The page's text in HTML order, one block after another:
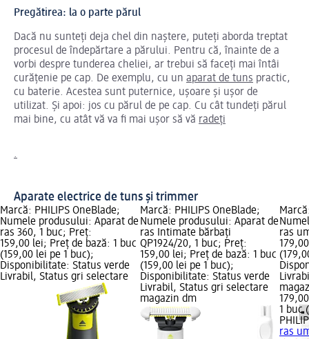
Pregătirea: la o parte părul
Dacă nu sunteți deja chel din naștere, puteți aborda treptat
procesul de îndepărtare a părului. Pentru că, înainte de a
vorbi despre tunderea cheliei, ar trebui să faceți mai întâi
curățenie pe cap. De exemplu, cu un aparat de tuns practic,
cu baterie. Acestea sunt puternice, ușoare și ușor de
utilizat. Și apoi: jos cu părul de pe cap. Cu cât tundeți părul
mai bine, cu atât vă va fi mai ușor să vă radeți
.
Aparate electrice de tuns și trimmer
Marcă: PHILIPS OneBlade;
Numele produsului: Aparat de
ras 360, 1 buc; Preț:
159,00 lei; Preț de bază: 1 buc
(159,00 lei pe 1 buc);
Disponibilitate: Status verde
Livrabil, Status gri selectare
Marcă: PHILIPS OneBlade;
Numele produsului: Aparat de
ras Intimate bărbați
QP1924/20, 1 buc; Preț:
159,00 lei; Preț de bază: 1 buc
(159,00 lei pe 1 buc);
Disponibilitate: Status verde
Livrabil, Status gri selectare
magazin dm
ras
1 buc
ras